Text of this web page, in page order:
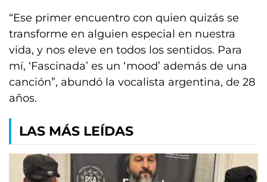
“Ese primer encuentro con quien quizás se
transforme en alguien especial en nuestra
vida, y nos eleve en todos los sentidos. Para
mí, ‘Fascinada’ es un ‘mood’ además de una
canción”, abundó la vocalista argentina, de 28
años.
LAS MÁS LEÍDAS